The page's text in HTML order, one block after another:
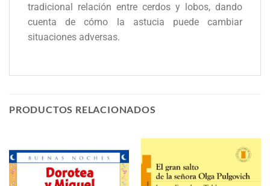
tradicional relación entre cerdos y lobos, dando
cuenta de cómo la astucia puede cambiar
situaciones adversas.
PRODUCTOS RELACIONADOS